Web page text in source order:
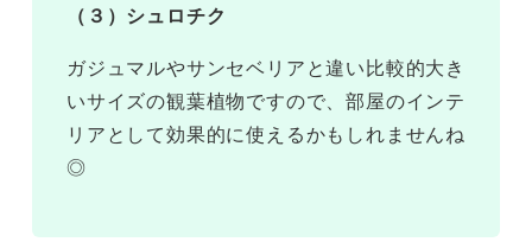
（３）シュロチク
ガジュマルやサンセベリアと違い比較的大き
いサイズの観葉植物ですので、部屋のインテ
リアとして効果的に使えるかもしれませんね
◎